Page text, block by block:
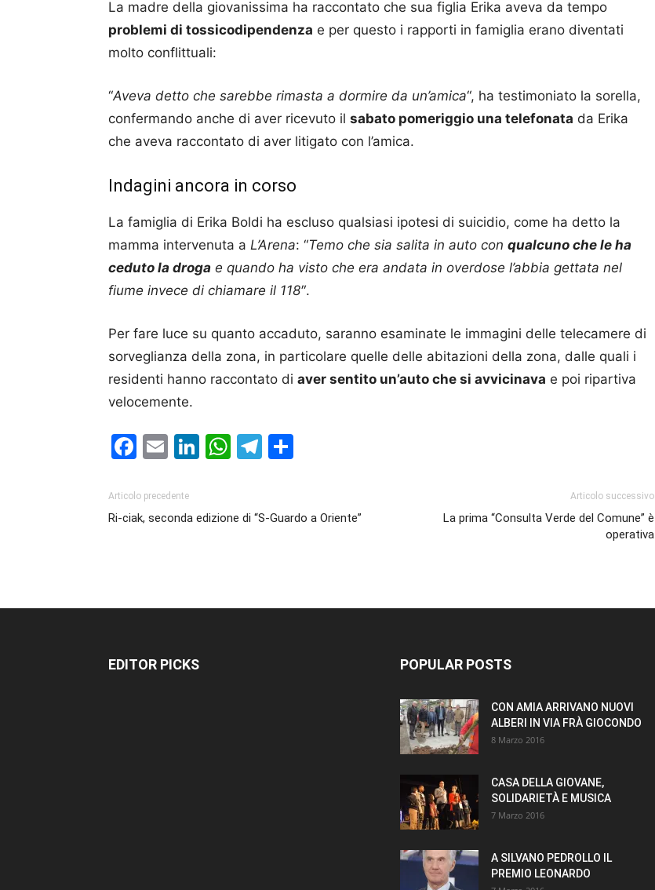
La madre della giovanissima ha raccontato che sua figlia Erika aveva da tempo
problemi di tossicodipendenza e per questo i rapporti in famiglia erano diventati
molto conflittuali:
“Aveva detto che sarebbe rimasta a dormire da un’amica“, ha testimoniato la sorella,
confermando anche di aver ricevuto il sabato pomeriggio una telefonata da Erika
che aveva raccontato di aver litigato con l’amica.
Indagini ancora in corso
La famiglia di Erika Boldi ha escluso qualsiasi ipotesi di suicidio, come ha detto la
mamma intervenuta a L’Arena: “Temo che sia salita in auto con qualcuno che le ha
ceduto la droga e quando ha visto che era andata in overdose l’abbia gettata nel
fiume invece di chiamare il 118″.
Per fare luce su quanto accaduto, saranno esaminate le immagini delle telecamere di
sorveglianza della zona, in particolare quelle delle abitazioni della zona, dalle quali i
residenti hanno raccontato di aver sentito un’auto che si avvicinava e poi ripartiva
velocemente.
Facebook
EmailLinkedIn
WhatsApp
Telegram
Articolo precedente
Ri-ciak, seconda edizione di “S-Guardo a Oriente”
Articolo successivo
La prima “Consulta Verde del Comune” è
operativa
EDITOR PICKS POPULAR POSTS
CON AMIA ARRIVANO NUOVI
ALBERI IN VIA FRÀ GIOCONDO
8 Marzo 2016
CASA DELLA GIOVANE,
SOLIDARIETÀ E MUSICA
7 Marzo 2016
A SILVANO PEDROLLO IL
PREMIO LEONARDO